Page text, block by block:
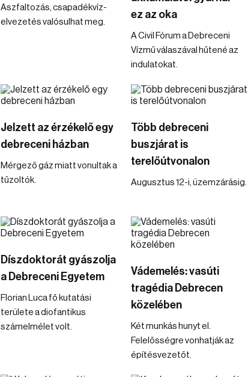
Aszfaltozás, csapadékvíz-
elvezetés valósulhat meg.
ez az oka
A Civil Fórum a Debreceni
Vízmű válaszával hűtené az
indulatokat.
Jelzett az érzékelő egy
debreceni házban
Mérgező gáz miatt vonultak a
tűzoltók.
Több debreceni
buszjárat is
terelőútvonalon
Augusztus 12-i, üzemzárásig.
Díszdoktorát gyászolja
a Debreceni Egyetem
Florian Luca fő kutatási
területe a diofantikus
számelmélet volt.
Vádemelés: vasúti
tragédia Debrecen
közelében
Két munkás hunyt el.
Felelősségre vonhatják az
építésvezetőt.